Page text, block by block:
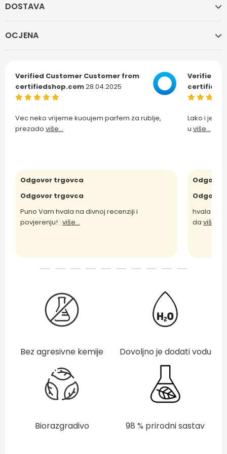
DOSTAVA
OCJENA
Verified Customer Customer from
certifiedshop.com28.04.2025
Vec neko vrijeme kuoujem parfem za rublje,
prezado više...
Odgovor trgovca
Odgovor trgovca
Puno Vam hvala na divnoj recenziji i
povjerenju! : više...
Verified
Lako i
u više...
hvala
da više...
Bez agresivne kemije Dovoljno je dodati vodu
Biorazgradivo 98 % prirodni sastav